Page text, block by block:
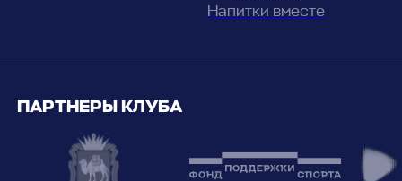
Напитки вместе
ПАРТНЕРЫ КЛУБА